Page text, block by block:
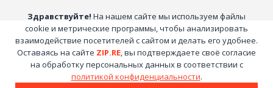
Здравствуйте! На нашем сайте мы используем файлы
cookie и метрические программы, чтобы анализировать
взаимодействие посетителей с сайтом и делать его удобнее.
Оставаясь на сайте ZIP.RE, вы подтверждаете своё согласие
на обработку персональных данных в соответствии с
политикой конфиденциальности.